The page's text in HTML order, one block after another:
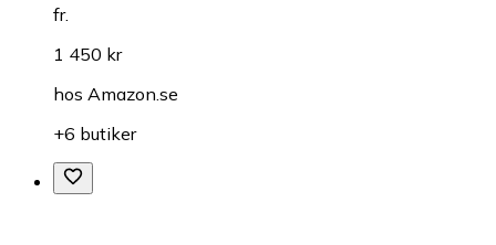
fr.
1 450 kr
hos Amazon.se
+6 butiker